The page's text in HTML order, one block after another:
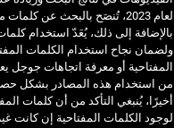
لعام 2023، تُنصَح بالبحث عن
بالإضافة إلى ذلك، يُعَدّ استخدام
المفتاحية أو معرفة اتجاهات جوجل
من استخدام هذه المصادر بشكل
لوجود الكلمات المفتاحية إن كانت